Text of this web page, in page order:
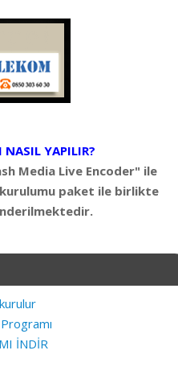
YAPILIR?
Media Live Encoder" ile
paket ile birlikte
İNDİR